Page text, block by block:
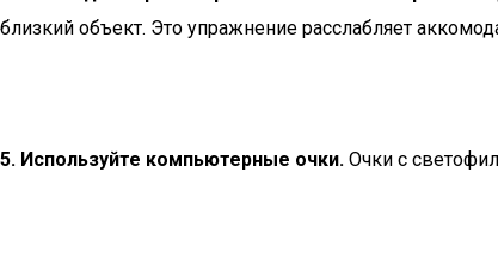
близкий объект. Это упражнение расслабляет
5. Используйте компьютерные очки. Очки с